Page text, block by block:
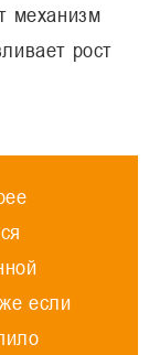
механизм
рост
если